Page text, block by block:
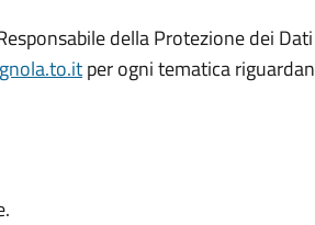
della Protezione dei Dati
per ogni tematica